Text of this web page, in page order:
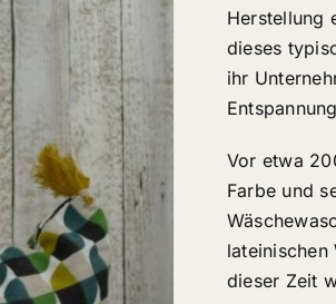
Herstellung
dieses
ihr
Vor etwa
Farbe und
lateinischen
dieser Zeit